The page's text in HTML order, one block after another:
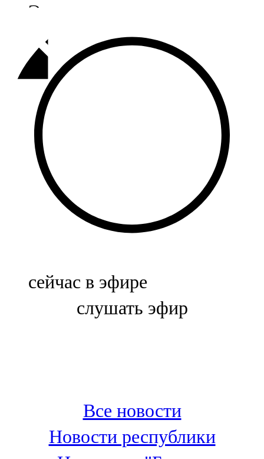
Әлмәт
92,9 FM
Базарлы матак
107,1 FM
Балык бистәсе
104,9 FM
Баулы
107,5 FM
Биләр
Болгар
100,3 FM
Зәй
106,6 FM
сейчас в эфире
слушать эфир
Все новости
Новости республики